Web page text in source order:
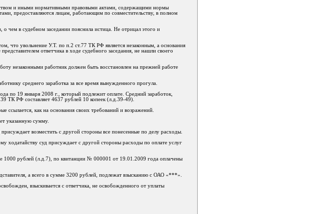
и иными нормативными правовыми актами, содержащими нормы
предоставляются лицам, работающим по совместительству, в полном
чем в судебном заседании пояснила истица. Не отрицал этого и
что увольнение У.Т. по п.2 ст.77 ТК РФ является незаконным, а основания
ответчика в ходе судебного заседания, не нашли своего
незаконными работник должен быть восстановлен на прежней работе
среднего заработка за все время вынужденного прогула.
по 19 января 2008 г., который подлежит оплате. Средний заработок,
ТК РФ составляет 4637 рублей 10 копеек (л.д.39-49).
ссылается, как на основания своих требований и возражений.
указанную сумму.
возместить с другой стороны все понесенные по делу расходы.
ходатайству суд присуждает с другой стороны расходы по оплате услуг
1000 рублей (л.д.7), по квитанции № 000001 от 19.01.2009 года оплачены
а всего в сумме 3200 рублей, подлежат взысканию с ОАО «***».
взыскивается с ответчика, не освобожденного от уплаты